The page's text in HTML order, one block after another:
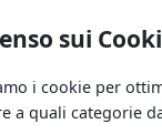
sui
i cookie per
a quali categorie
persona
le
presente un